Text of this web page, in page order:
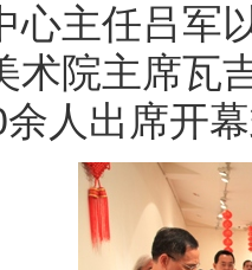
心主任吕军
术院主席瓦
人出席开